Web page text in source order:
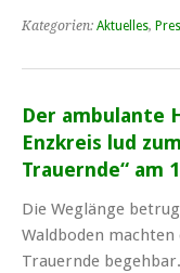
Kategorien: Aktuelles,
Der ambulante
Enzkreis lud
Trauernde“ am
Die Weglänge
Waldboden
Trauernde